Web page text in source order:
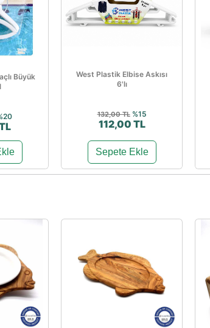
Büyük
West Plastik Elbise Askısı
6'lı
132,00 TL %15
112,00 TL
Sepete Ekle